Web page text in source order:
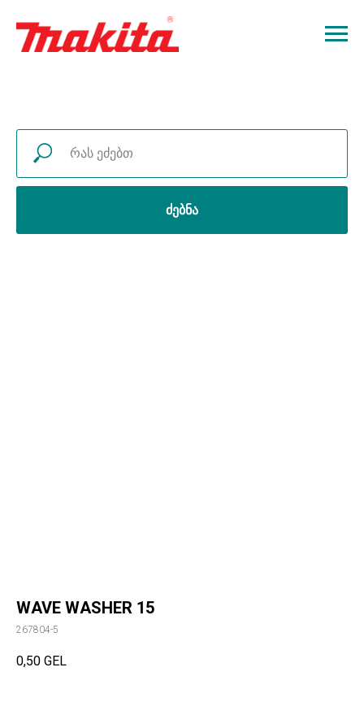
ძებნა
WAVE WASHER 15
267804-5
0,50 GEL